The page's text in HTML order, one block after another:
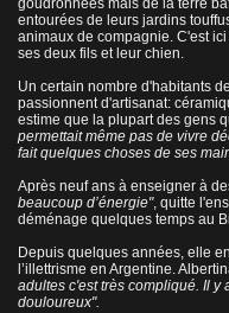
goudronnées mais de la terre
entourées de leurs jardins
animaux de compagnie. C'est
ses deux fils et leur chien.
Un certain nombre d'habitants
passionnent d'artisanat:
estime que la plupart des gens
permettait même pas de vivre
fait quelques choses de ses
Après neuf ans à enseigner à
beaucoup d’énergie", quitte
déménage quelques temps au
Depuis quelques années, elle
l’illettrisme en Argentine.
adultes c'est très compliqué. Il y
douloureux".